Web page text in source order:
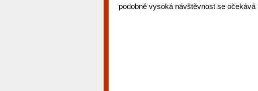
podobně vysoká návštěvnost se očekává